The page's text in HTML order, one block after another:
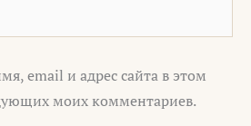
email и адрес сайта в этом
моих комментариев.